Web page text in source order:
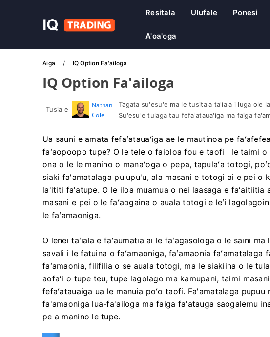
Resitala Ulufale Ponesi
A'oa'oga
Aiga IQ Option Fa'ailoga
IQ Option Fa'ailoga
Tusia e
Nathan
Cole
Tagata su'esu'e ma le tusitala ta'iala i luga ole
Su'esu'e tulaga tau fefa'ataua'iga ma faiga
Ua sauni e amata fefaʻatauaʻiga ae le mautinoa pe
faʻaopoopo tupe? O le tele o faioloa fou e taofi i le taimi o
ona o le le manino o manaʻoga o pepa, tapulaʻa totogi,
siaki fa'amatalaga pu'upu'u, ala masani e totogi ai e pei o
la'ititi fa'atupe. O le iloa muamua o nei laasaga e faʻaitiitia
masani e pei o le faʻaogaina o auala totogi e leʻi
le faʻamaoniga.
O lenei taʻiala e faʻaumatia ai le faʻagasologa o le saini
savali i le fatuina o faʻamaoniga, faʻamaonia faʻamatalaga
faʻamaonia, filifilia o se auala totogi, ma le siakiina o le
aofaʻi o tupe teu, tupe lagolago ma kamupani, taimi
fefaʻatauaiga ua le manuia poʻo taofi. Fa'amatalaga
fa'amaoniga lua-fa'ailoga ma faiga fa'atauga saogalemu
pe a manino le tupe.